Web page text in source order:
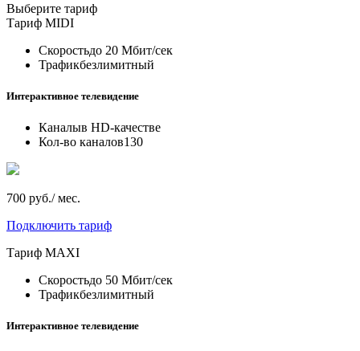
Выберите тариф
Тариф MIDI
Скоростьдо 20 Мбит/сек
Трафикбезлимитный
Интерактивное телевидение
Каналыв HD-качестве
Кол-во каналов130
700 руб./ мес.
Подключить тариф
Тариф MAXI
Скоростьдо 50 Мбит/сек
Трафикбезлимитный
Интерактивное телевидение